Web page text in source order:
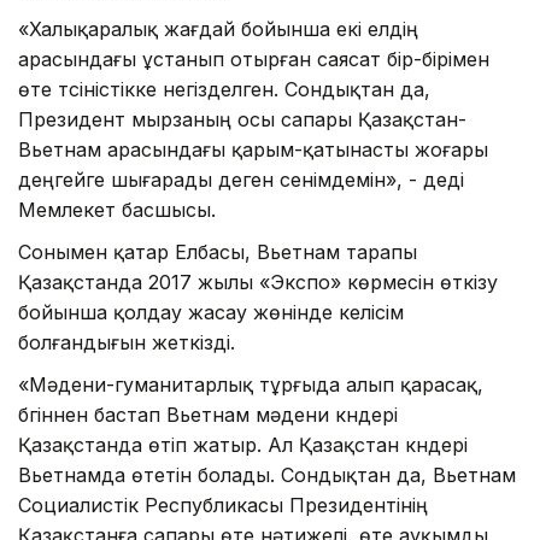
«Халықаралық жағдай бойынша екі елдің
арасындағы ұстанып отырған саясат бір-бірімен
өте түсіністікке негізделген. Сондықтан да,
Президент мырзаның осы сапары Қазақстан-
Вьетнам арасындағы қарым-қатынасты жоғары
деңгейге шығарады деген сенімдемін», - деді
Мемлекет басшысы.
Сонымен қатар Елбасы, Вьетнам тарапы
Қазақстанда 2017 жылы «Экспо» көрмесін өткізу
бойынша қолдау жасау жөнінде келісім
болғандығын жеткізді.
«Мәдени-гуманитарлық тұрғыда алып қарасақ,
бүгіннен бастап Вьетнам мәдени күндері
Қазақстанда өтіп жатыр. Ал Қазақстан күндері
Вьетнамда өтетін болады. Сондықтан да, Вьетнам
Социалистік Республикасы Президентінің
Қазақстанға сапары өте нәтижелі, өте ауқымды